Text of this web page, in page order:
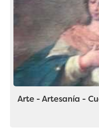
Arte - Artesanía -